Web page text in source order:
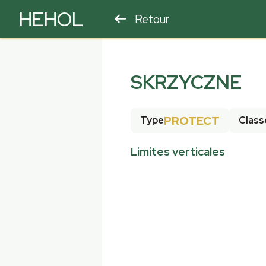
HEHOL Retour
SKRZYCZNE
TypePROTECT
Limites verticales